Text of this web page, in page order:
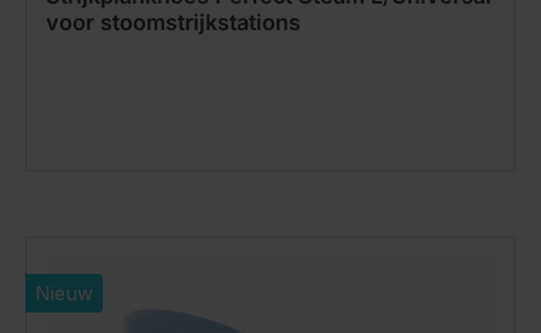
voor stoomstrijkstations
Nieuw